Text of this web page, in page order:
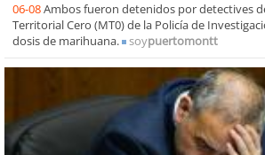
06-08Ambos fueron detenidos por detectives
Territorial Cero (MT0) de la Policía de
dosis de marihuana.
soypuertomontt